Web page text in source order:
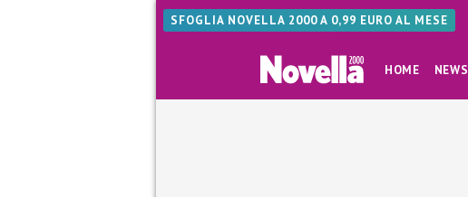
SFOGLIA NOVELLA 2000 A 0,99 EURO AL MESE
HOME NEWS